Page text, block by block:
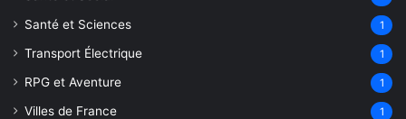
Santé et Sciences 1
Transport Électrique 1
RPG et Aventure 1
Villes de France 1